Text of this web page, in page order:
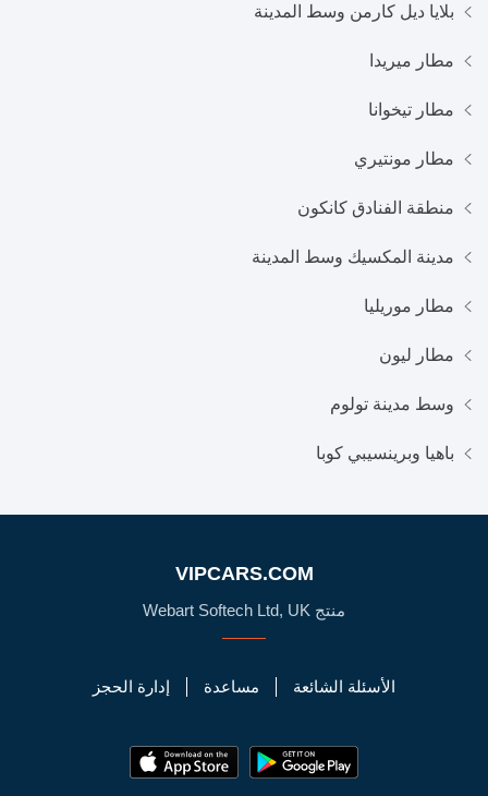
بلايا ديل كارمن وسط المدينة
مطار ميريدا
مطار تيخوانا
مطار مونتيري
منطقة الفنادق كانكون
مدينة المكسيك وسط المدينة
مطار موريليا
مطار ليون
وسط مدينة تولوم
باهيا وبرينسيبي كوبا
VIPCARS.COM
منتج Webart Softech Ltd, UK
الأسئلة الشائعة مساعدة إدارة الحجز